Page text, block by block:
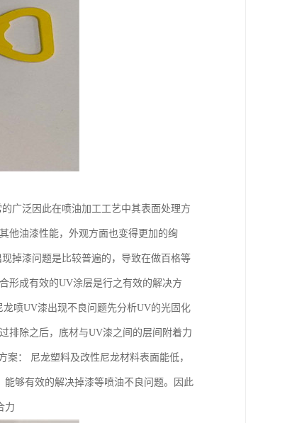
广泛因此在喷油加工工艺中其表面处理方
他油漆性能，外观方面也变得更加的绚
掉漆问题是比较普遍的，导致在做百格等
形成有效的UV涂层是行之有效的解决方
喷UV漆出现不良问题先分析UV的光固化
排除之后，底材与UV漆之间的层间附着力
： 尼龙塑料及改性尼龙材料表面能低，
够有效的解决掉漆等喷油不良问题。因此
力